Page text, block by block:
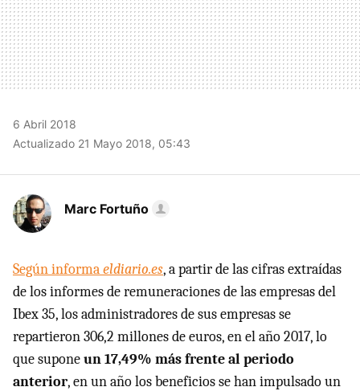
6 Abril 2018
Actualizado 21 Mayo 2018, 05:43
Marc Fortuño
Según informaeldiario.es, a partir de las cifras extraídas
de los informes de remuneraciones de las empresas del
Ibex 35, los administradores de sus empresas se
repartieron 306,2 millones de euros, en el año 2017, lo
que suponeun 17,49% más frente al periodo
anterior, en un año los beneficios se han impulsado un